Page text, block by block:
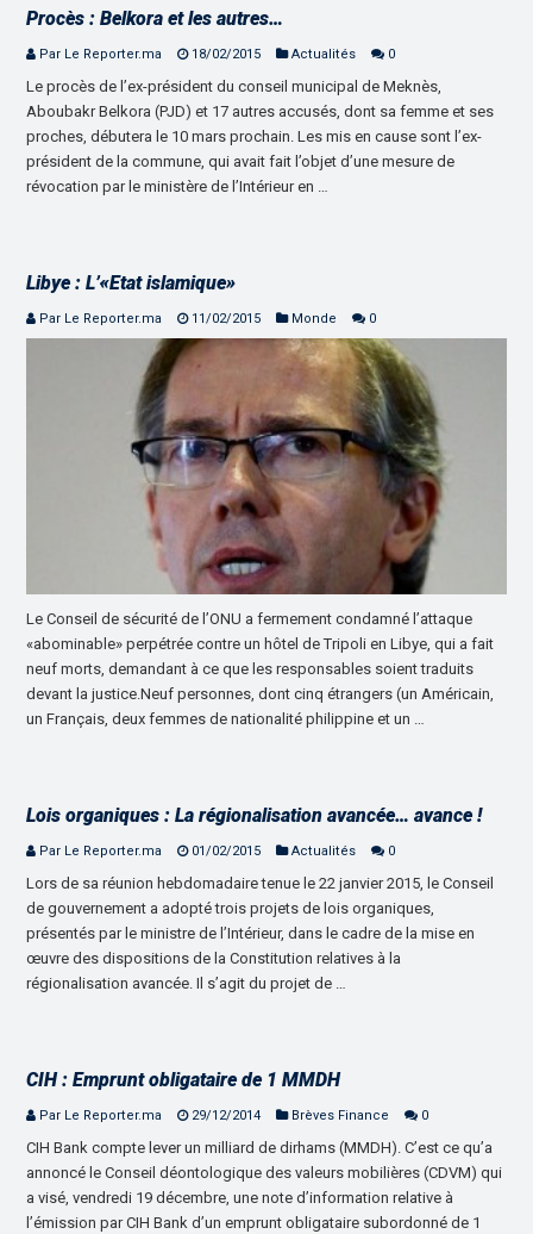
Procès : Belkora et les autres…
Par Le Reporter.ma 18/02/2015 Actualités 0
Le procès de l’ex-président du conseil municipal de Meknès,
Aboubakr Belkora (PJD) et 17 autres accusés, dont sa femme et ses
proches, débutera le 10 mars prochain. Les mis en cause sont l’ex-
président de la commune, qui avait fait l’objet d’une mesure de
révocation par le ministère de l’Intérieur en …
Libye : L’«Etat islamique»
Par Le Reporter.ma 11/02/2015 Monde 0
Le Conseil de sécurité de l’ONU a fermement condamné l’attaque
«abominable» perpétrée contre un hôtel de Tripoli en Libye, qui a fait
neuf morts, demandant à ce que les responsables soient traduits
devant la justice.Neuf personnes, dont cinq étrangers (un Américain,
un Français, deux femmes de nationalité philippine et un …
Lois organiques : La régionalisation avancée… avance !
Par Le Reporter.ma 01/02/2015 Actualités 0
Lors de sa réunion hebdomadaire tenue le 22 janvier 2015, le Conseil
de gouvernement a adopté trois projets de lois organiques,
présentés par le ministre de l’Intérieur, dans le cadre de la mise en
œuvre des dispositions de la Constitution relatives à la
régionalisation avancée. Il s’agit du projet de …
CIH : Emprunt obligataire de 1 MMDH
Par Le Reporter.ma 29/12/2014 Brèves Finance 0
CIH Bank compte lever un milliard de dirhams (MMDH). C’est ce qu’a
annoncé le Conseil déontologique des valeurs mobilières (CDVM) qui
a visé, vendredi 19 décembre, une note d’information relative à
l’émission par CIH Bank d’un emprunt obligataire subordonné de 1